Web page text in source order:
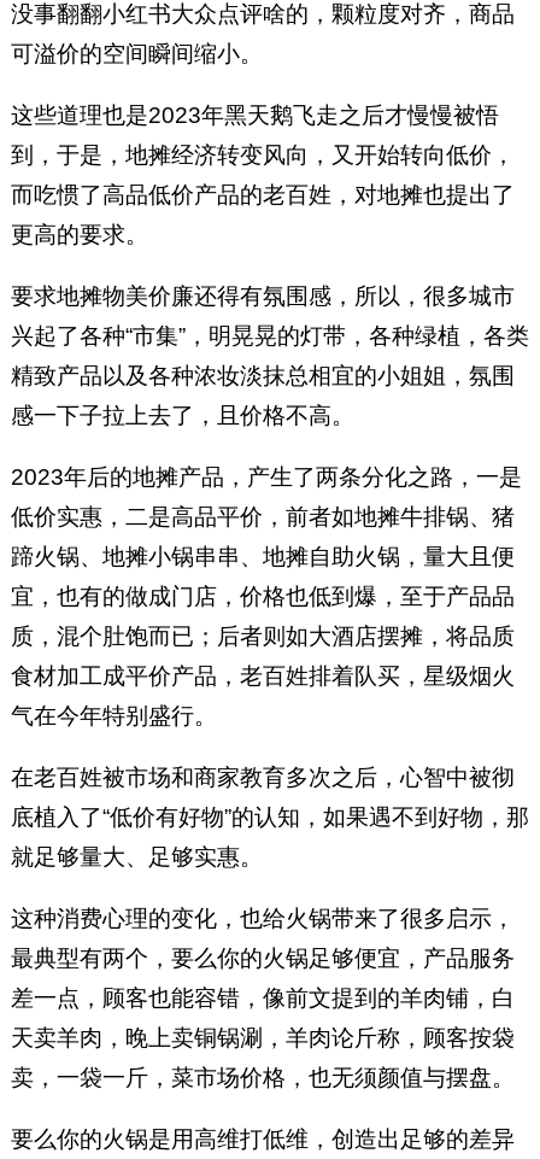
没事翻翻小红书大众点评啥的，颗粒度对齐，商品
可溢价的空间瞬间缩小。
这些道理也是2023年黑天鹅飞走之后才慢慢被悟
到，于是，地摊经济转变风向，又开始转向低价，
而吃惯了高品低价产品的老百姓，对地摊也提出了
更高的要求。
要求地摊物美价廉还得有氛围感，所以，很多城市
兴起了各种“市集”，明晃晃的灯带，各种绿植，各类
精致产品以及各种浓妆淡抹总相宜的小姐姐，氛围
感一下子拉上去了，且价格不高。
2023年后的地摊产品，产生了两条分化之路，一是
低价实惠，二是高品平价，前者如地摊牛排锅、猪
蹄火锅、地摊小锅串串、地摊自助火锅，量大且便
宜，也有的做成门店，价格也低到爆，至于产品品
质，混个肚饱而已；后者则如大酒店摆摊，将品质
食材加工成平价产品，老百姓排着队买，星级烟火
气在今年特别盛行。
在老百姓被市场和商家教育多次之后，心智中被彻
底植入了“低价有好物”的认知，如果遇不到好物，那
就足够量大、足够实惠。
这种消费心理的变化，也给火锅带来了很多启示，
最典型有两个，要么你的火锅足够便宜，产品服务
差一点，顾客也能容错，像前文提到的羊肉铺，白
天卖羊肉，晚上卖铜锅涮，羊肉论斤称，顾客按袋
卖，一袋一斤，菜市场价格，也无须颜值与摆盘。
要么你的火锅是用高维打低维，创造出足够的差异